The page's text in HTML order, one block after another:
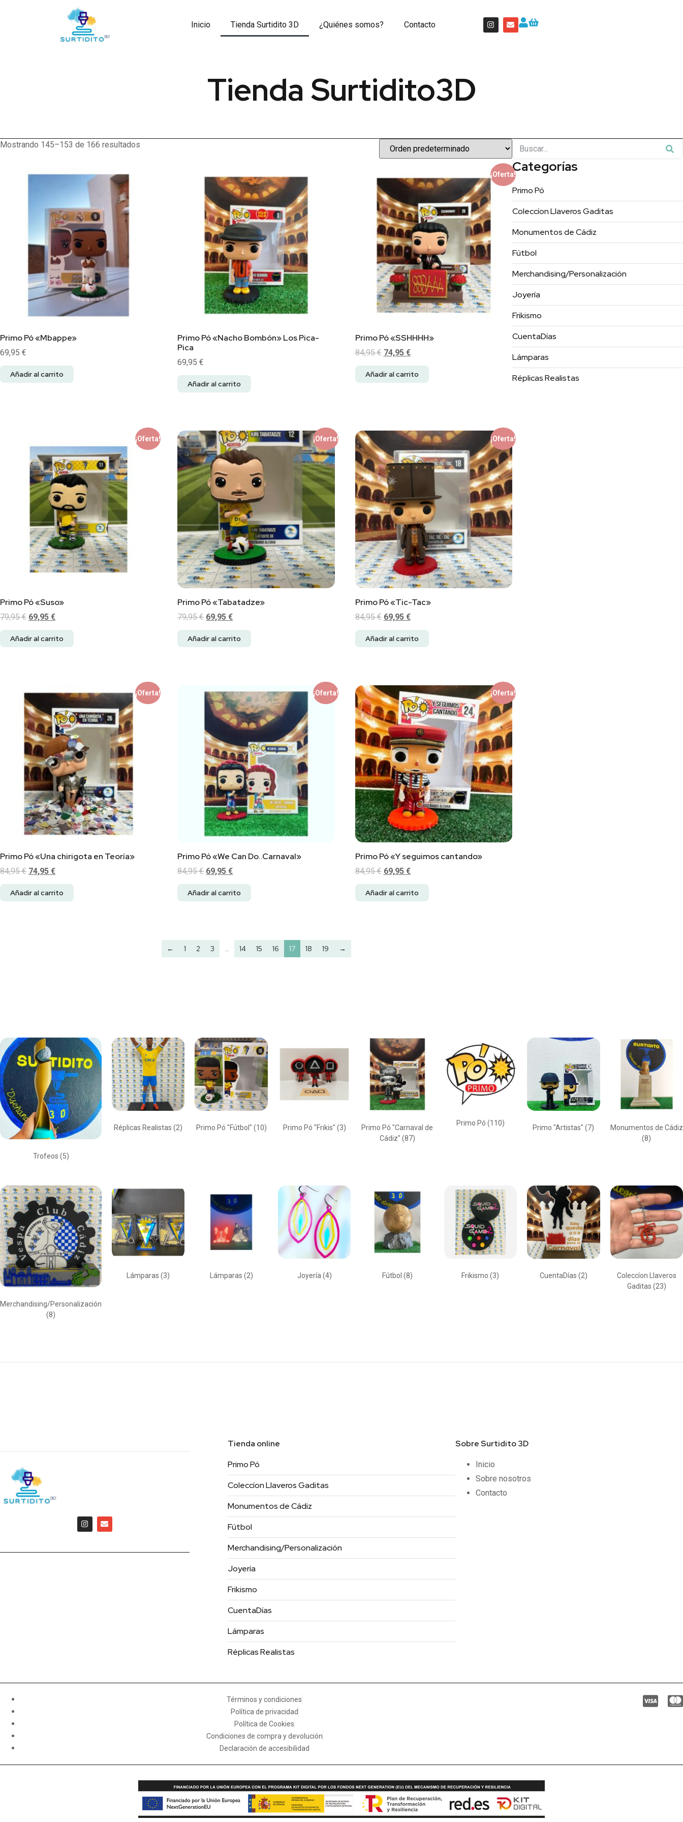
Inicio Tienda Surtidito 3D ¿Quiénes somos? Contacto
Tienda Surtidito3D
Mostrando 145–153 de 166 resultados
Primo Pó «Mbappe»
69,95 €
Añadir al carrito
Primo Pó «Nacho Bombón» Los Pica-
Pica
69,95€
Añadir al carrito
¡Oferta!
Primo Pó «SSHHHH»
84,95€ 74,95 €
Añadir al carrito
¡Oferta!
Primo Pó «Suso»
79,95€ 69,95 €
Añadir al carrito
¡Oferta!
Primo Pó «Tabatadze»
79,95€ 69,95€
Añadir al carrito
¡Oferta!
Primo Pó «Tic-Tac»
84,95€ 69,95 €
Añadir al carrito
¡Oferta!
Primo Pó «Una chirigota en Teoría»
84,95€ 74,95 €
Añadir al carrito
¡Oferta!
Primo Pó «We Can Do..Carnaval»
84,95€ 69,95€
Añadir al carrito
¡Oferta!
Primo Pó «Y seguimos cantando»
84,95€ 69,95 €
Añadir al carrito
← 1 2 3 … 14 15 16 17 18 19 →
Categorías
Primo Pó
Coleccíon Llaveros Gaditas
Monumentos de Cádiz
Fútbol
Merchandising/Personalización
Joyería
Frikismo
CuentaDías
Lámparas
Réplicas Realistas
Trofeos (5)
Réplicas Realistas(2) Primo Pó "Fútbol" (10) Primo Pó "Frikis" (3)
Primo Pó "Carnaval de
Cádiz" (87)
Primo Pó (110)
Primo "Artistas"(7)
Monumentos de Cádiz
(8)
Merchandising/Personalización
(8)
Lámparas(3) Lámparas (2) Joyería (4) Fútbol (8) Frikismo(3) CuentaDías (2)
Coleccíon Llaveros
Gaditas (23)
Tienda online
Primo Pó
Coleccíon Llaveros Gaditas
Monumentos de Cádiz
Fútbol
Merchandising/Personalización
Joyería
Frikismo
CuentaDías
Lámparas
Réplicas Realistas
Sobre Surtidito 3D
Inicio
Sobre nosotros
Contacto
Términos y condiciones
Política de privacidad
Política de Cookies
Condiciones de compra y devolución
Declaración de accesibilidad